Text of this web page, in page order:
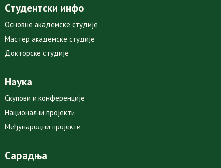
Студентски инфо
Основне академске студије
Мастер академске студије
Докторске студије
Наука
Скупови и конференције
Национални пројекти
Међународни пројекти
Сарадња